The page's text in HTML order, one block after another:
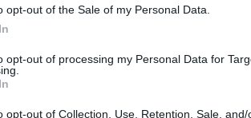
opt-out of the Sale of my Personal Data.
opt-out of processing my Personal Data for
opt-out of Collection, Use, Retention, Sale, and/
ΠΑΣΟΚ, Νίκος Ανδρουλάκης, ο
αργά την Παρασκευή, καθώς η